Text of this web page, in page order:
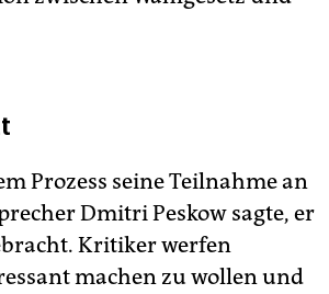
Prozess seine Teilnahme an
Dmitri Peskow sagte, er
Kritiker werfen
machen zu wollen und